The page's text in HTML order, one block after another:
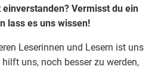
Vermisst du ein
lass es uns wissen!
Leserinnen und Lesern ist uns
hilft uns, noch besser zu werden,